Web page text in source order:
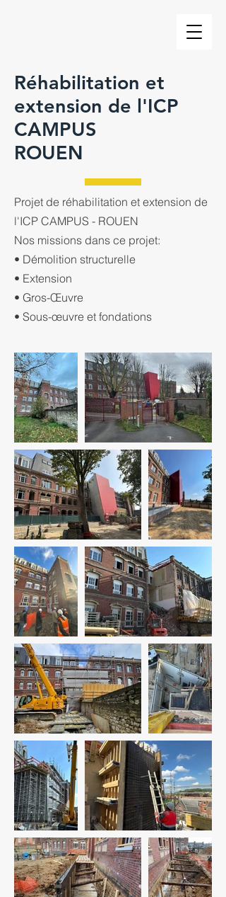
Réhabilitation et
extension de l'ICP
CAMPUS
ROUEN
Projet de réhabilitation et extension de
l'ICP CAMPUS - ROUEN
Nos missions dans ce projet:
• Démolition structurelle
• Extension
• Gros-Œuvre
• Sous-œuvre et fondations